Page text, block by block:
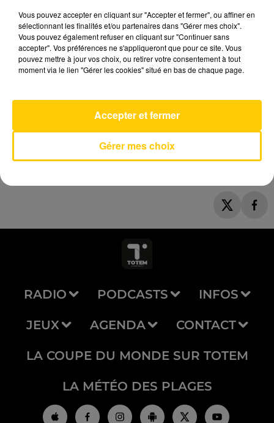
SAULE & CHARLIE WINSTON
RADIO PODCASTS INFOS
JEUX AGENDA CONTACT
LA COUPE DU MONDE SUR TOTEM
LA MÉTÉO DES PLAGES
Vous pouvez accepter en cliquant sur "Accepter et fermer", ou affiner en
sélectionnant les finalités et/ou partenaires dans "Gérer mes choix".
Vous pouvez également refuser en cliquant sur "Continuer sans
accepter". Vos préférences ne s'appliqueront que pour ce site. Vous
pouvez mettre à jour vos choix, ou retirer votre consentement à tout
moment via le lien "Gérer les cookies" situé en bas de chaque page.
Gérer mes choix
Accepter et fermer